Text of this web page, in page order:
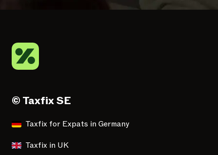
© Taxfix SE
Taxfix for Expats in Germany
Taxfix in UK